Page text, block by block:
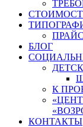
БЛОГ
К
КОНТАКТЫ